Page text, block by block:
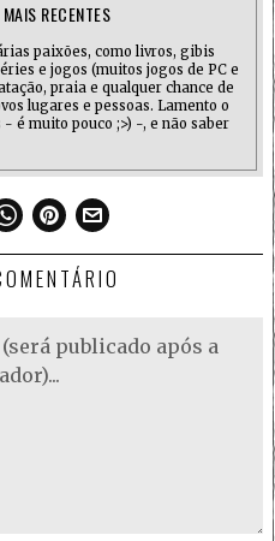
MAIS RECENTES
paixões, como livros, gibis
e jogos (muitos jogos de PC e
praia e qualquer chance de
lugares e pessoas. Lamento o
é muito pouco ;>) -, e não saber